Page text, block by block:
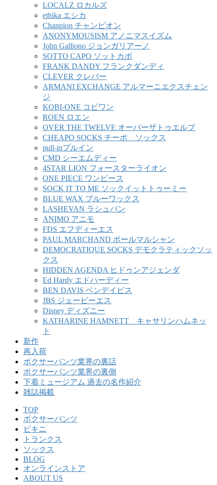
LOCALZ ロカルズ
ethika エシカ
Chanpion チャンピオン
ANONYMOUSISM アノニマスイズム
John Galliono ジョンガリアーノ
SOTTO CAPO ソットカポ
FRANK DANDY フランクダンディ
CLEVER クレバー
ARMANI EXCHANGE アルマーニエクスチェン
ジ
KOBI-ONE コビワン
ROEN ロエン
OVER THE TWELVE オーバーザトゥエルブ
CHEAPO SOCKS チーポ ソックス
pull-inプルイン
CMD シーエムディー
4STAR LION フォースターライオン
ONE PIECE ワンピース
SOCK IT TO ME ソックイットトゥーミー
BLUE WAX ブルーワックス
LASHEVAN ラシュバン
ANIMO アニモ
FDS エフディーエス
PAUL MARCHAND ポールマルシャン
DEMOCRATIQUE SOCKS デモクラティックソッ
クス
HIDDEN AGENDA ヒドゥンアジェンダ
Ed Hardy エドハーディー
BEN DAVIS ベンデイビス
JBS ジェービーエス
Disney ディズニー
KATHARINE HAMNETT キャサリンハムネッ
ト
新作
再入荷
ボクサーパンツ業界の裏話
ボクサーパンツ業界の裏側
下着ミュージアム 過去の名作紹介
雑誌掲載
TOP
ボクサーパンツ
ビキニ
トランクス
ソックス
BLOG
オンラインストア
ABOUT US